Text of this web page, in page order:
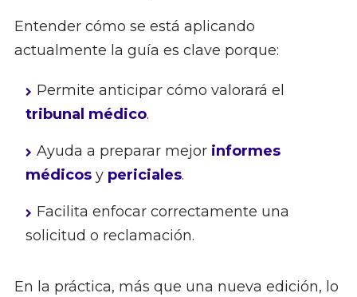
Entender cómo se está aplicando
actualmente la guía es clave porque:
Permite anticipar cómo valorará el
tribunal médico.
Ayuda a preparar mejor informes
médicosy periciales.
Facilita enfocar correctamente una
solicitud o reclamación.
En la práctica, más que una nueva edición, lo